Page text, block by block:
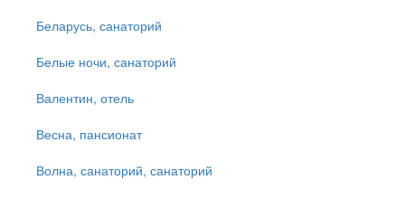
Беларусь, санаторий
Белые ночи, санаторий
Валентин, отель
Весна, пансионат
Волна, санаторий, санаторий